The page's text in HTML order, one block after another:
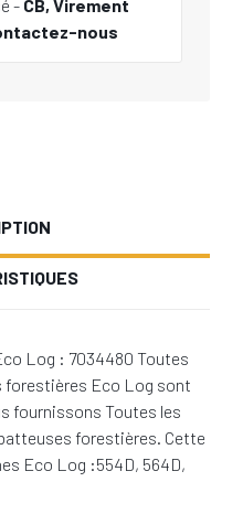
- CB, Virement
nous
Log : 7034480 Toutes
forestières Eco Log sont
fournissons Toutes les
forestières. Cette
Eco Log :554D, 564D,